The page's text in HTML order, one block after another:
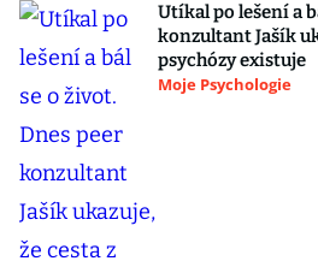
Utíkal po lešení a
konzultant Jašík
psychózy existuje
Moje Psychologie